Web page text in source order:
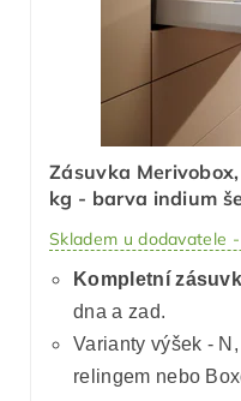
Zásuvka
kg - barva indium
Skladem u dodavatele
Kompletní
dna a zad.
Varianty výšek -
relingem nebo